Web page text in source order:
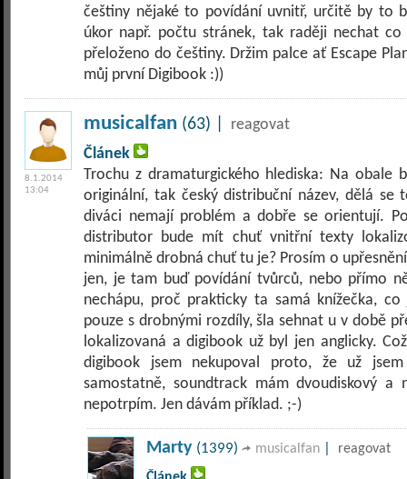
češtiny nějaké to povídání uvnitř, určitě by to
úkor např. počtu stránek, tak raději nechat
přeloženo do češtiny. Držim palce ať Escape
můj první Digibook :))
8.1.2014
13:04
musicalfan (63) |
reagovat
Článek
Trochu z dramaturgického hlediska: Na obale
originální, tak český distribuční název, dělá
diváci nemají problém a dobře se orientují.
distributor bude mít chuť vnitřní texty
minimálně drobná chuť tu je? Prosím o
jen, je tam buď povídání tvůrců, nebo přímo
nechápu, proč prakticky ta samá knížečka,
pouze s drobnými rozdíly, šla sehnat u v době
lokalizovaná a digibook už byl jen anglicky.
digibook jsem nekupoval proto, že už
samostatně, soundtrack mám dvoudiskový
nepotrpím. Jen dávám příklad. ;-)
Marty (1399) musicalfan
reagovat